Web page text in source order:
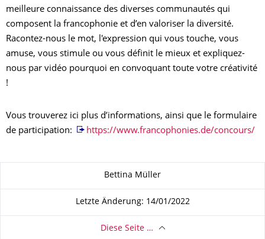
meilleure connaissance des diverses communautés qui
composent la francophonie et d’en valoriser la diversité.
Racontez-nous le mot, l'expression qui vous touche, vous
amuse, vous stimule ou vous définit le mieux et expliquez-
nous par vidéo pourquoi en convoquant toute votre créativité
!
Vous trouverez ici plus d’informations, ainsi que le formulaire
de participation:
https://www.francophonies.de/concours/
Bettina Müller
Letzte Änderung: 14/01/2022
Diese Seite …